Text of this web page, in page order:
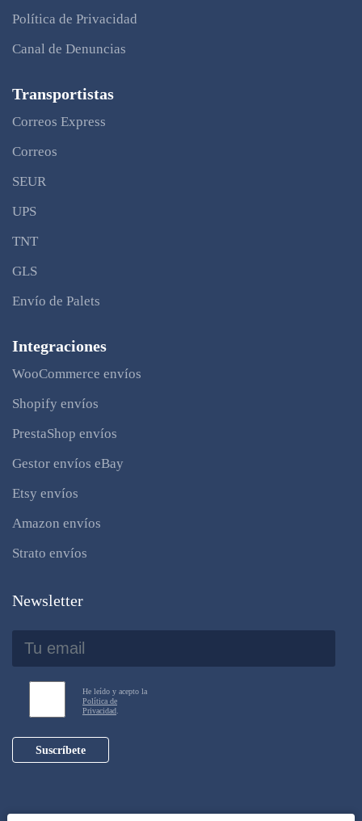
Política de Privacidad
Canal de Denuncias
Transportistas
Correos Express
Correos
SEUR
UPS
TNT
GLS
Envío de Palets
Integraciones
WooCommerce envíos
Shopify envíos
PrestaShop envíos
Gestor envíos eBay
Etsy envíos
Amazon envíos
Strato envíos
Newsletter
He leído y acepto la
Política de
Privacidad
Suscríbete